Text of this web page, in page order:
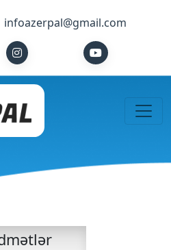
infoazerpal@gmail.com